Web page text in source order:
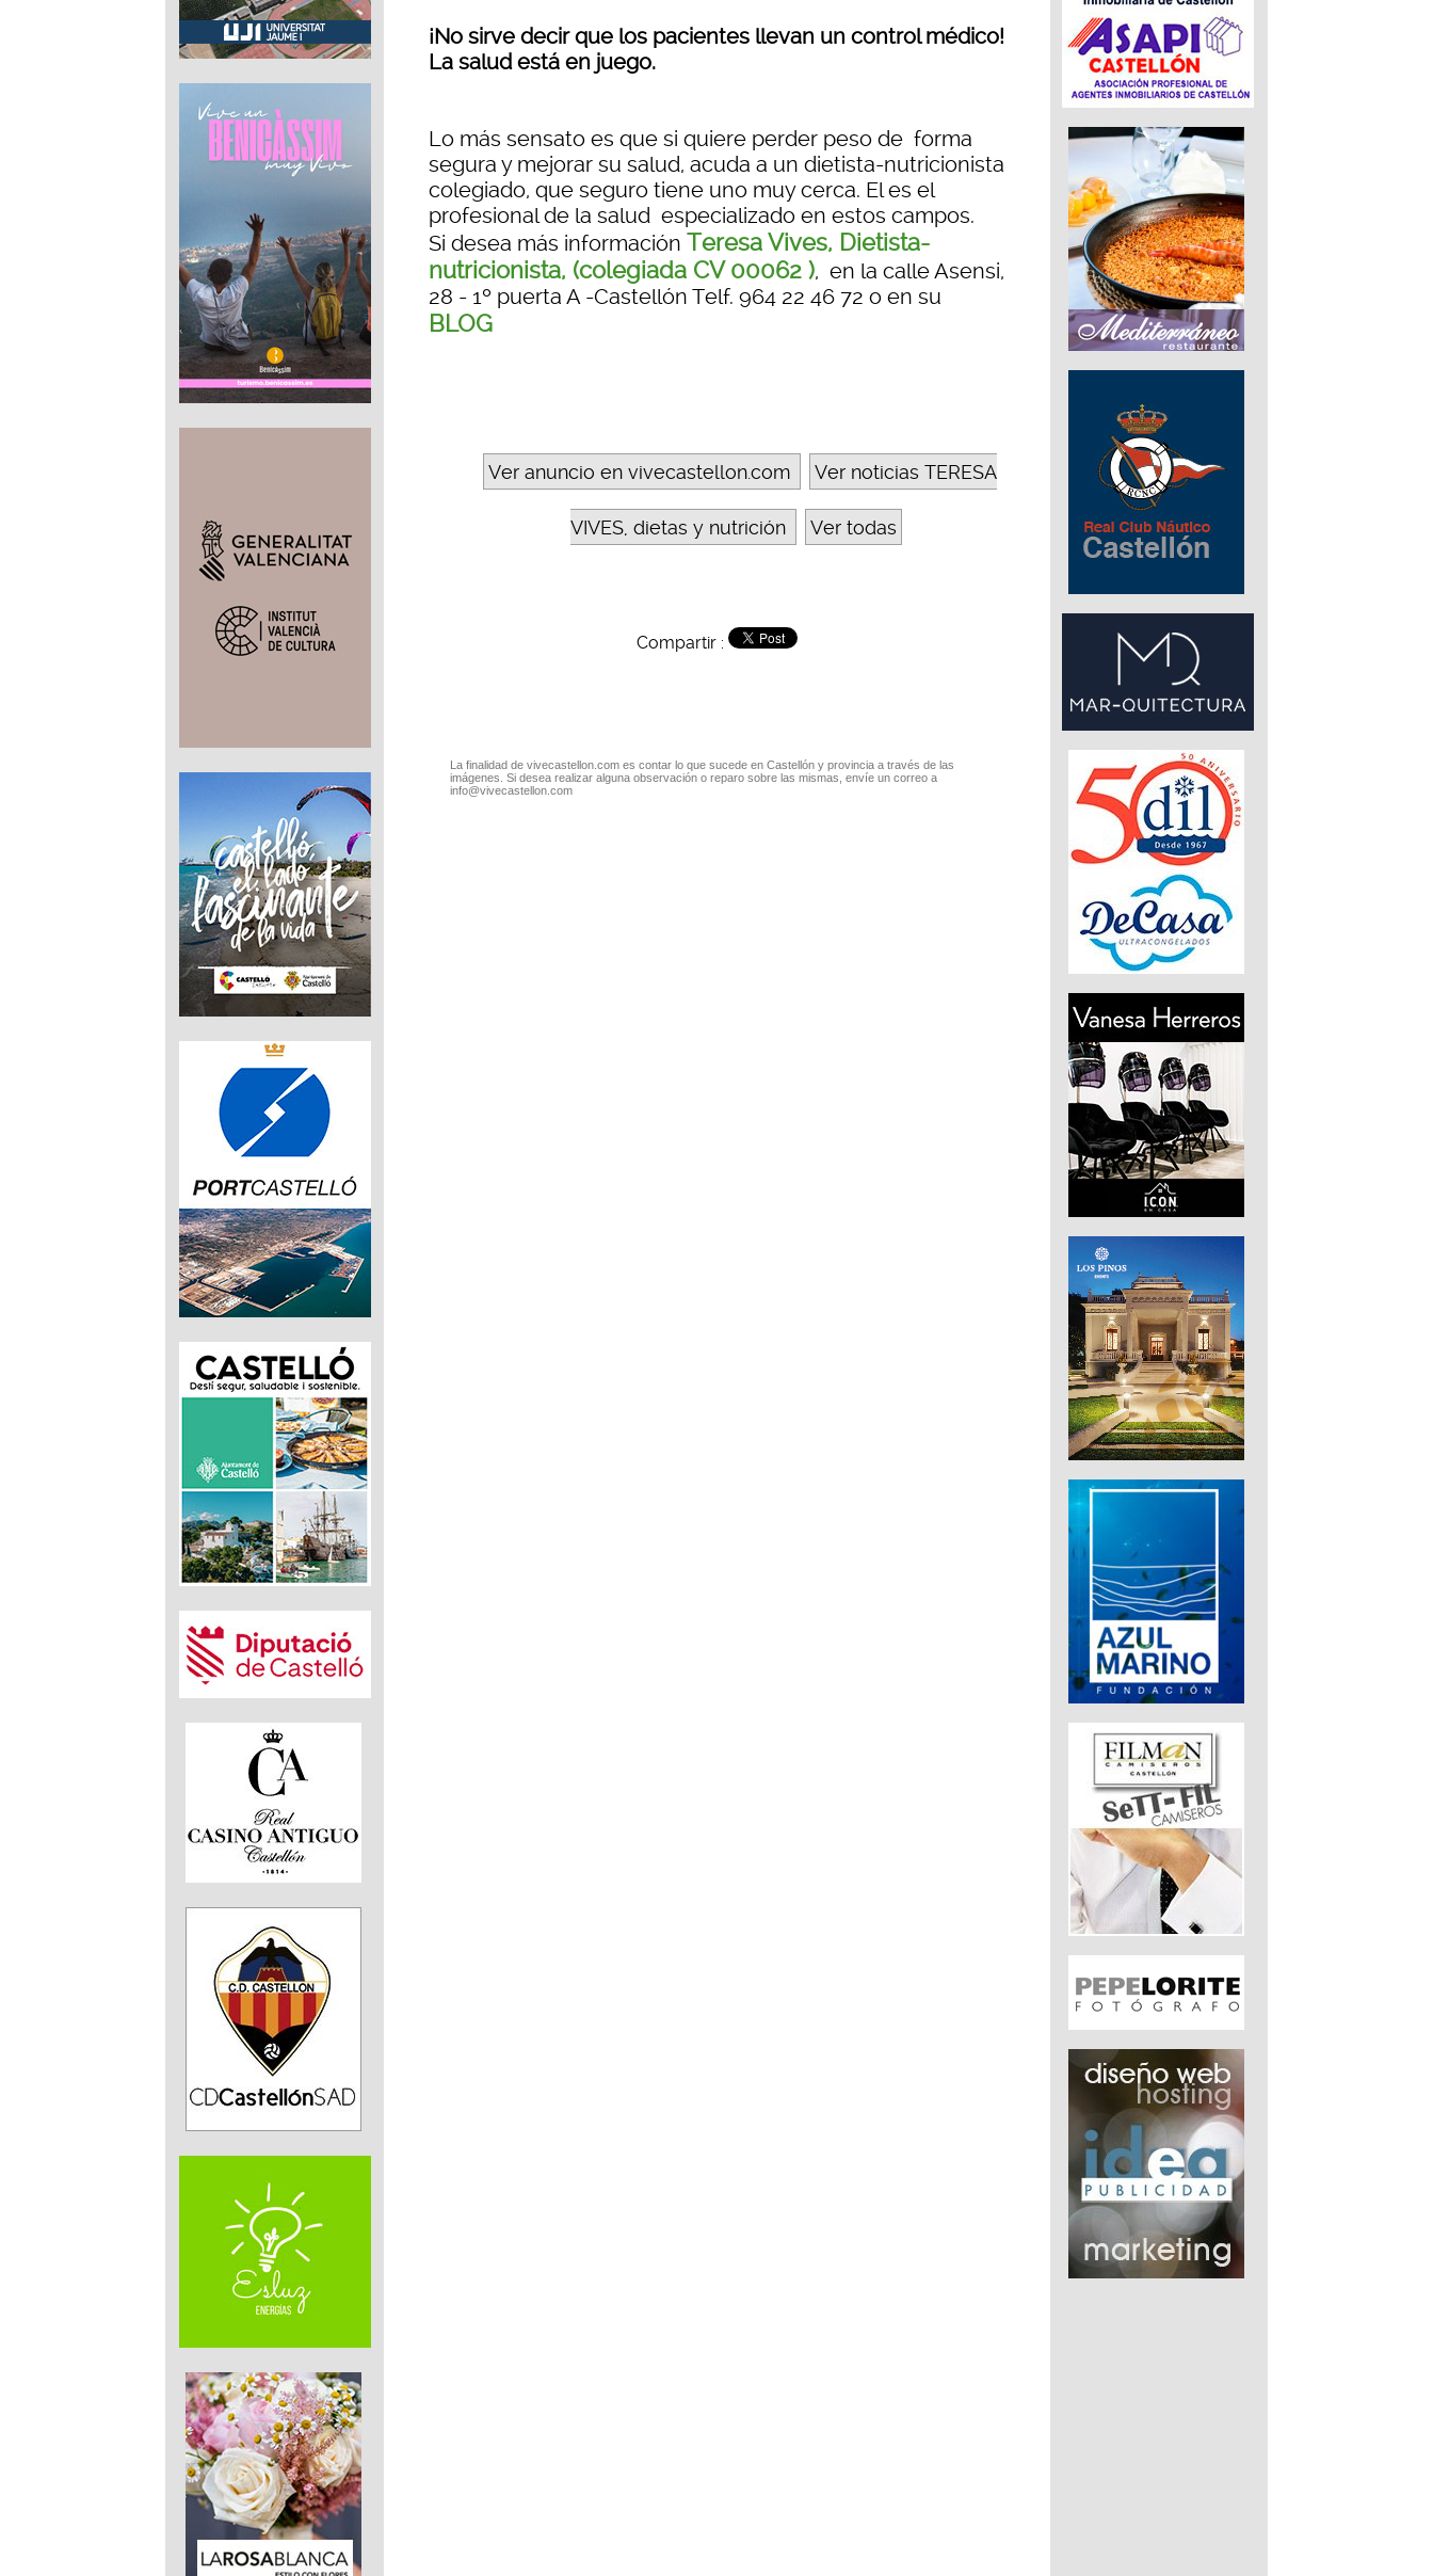
¡No sirve decir que los pacientes llevan un control médico!
La salud está en juego.
Lo más sensato es que si quiere perder peso de forma
segura y mejorar su salud, acuda a un dietista-nutricionista
colegiado, que seguro tiene uno muy cerca. El es el
profesional de la salud especializado en estos campos.
Si desea más información Teresa Vives, Dietista-
nutricionista, (colegiada CV 00062 ), en la calle Asensi,
28 - 1º puerta A -Castellón Telf. 964 22 46 72 o en su
BLOG
Ver anuncio en vivecastellon.com Ver noticias TERESA
VIVES, dietas y nutrición Ver todas
Compartir :
La finalidad de vivecastellon.com es contar lo que sucede en Castellón y provincia a través de las
imágenes. Si desea realizar alguna observación o reparo sobre las mismas, envíe un correo a
info@vivecastellon.com